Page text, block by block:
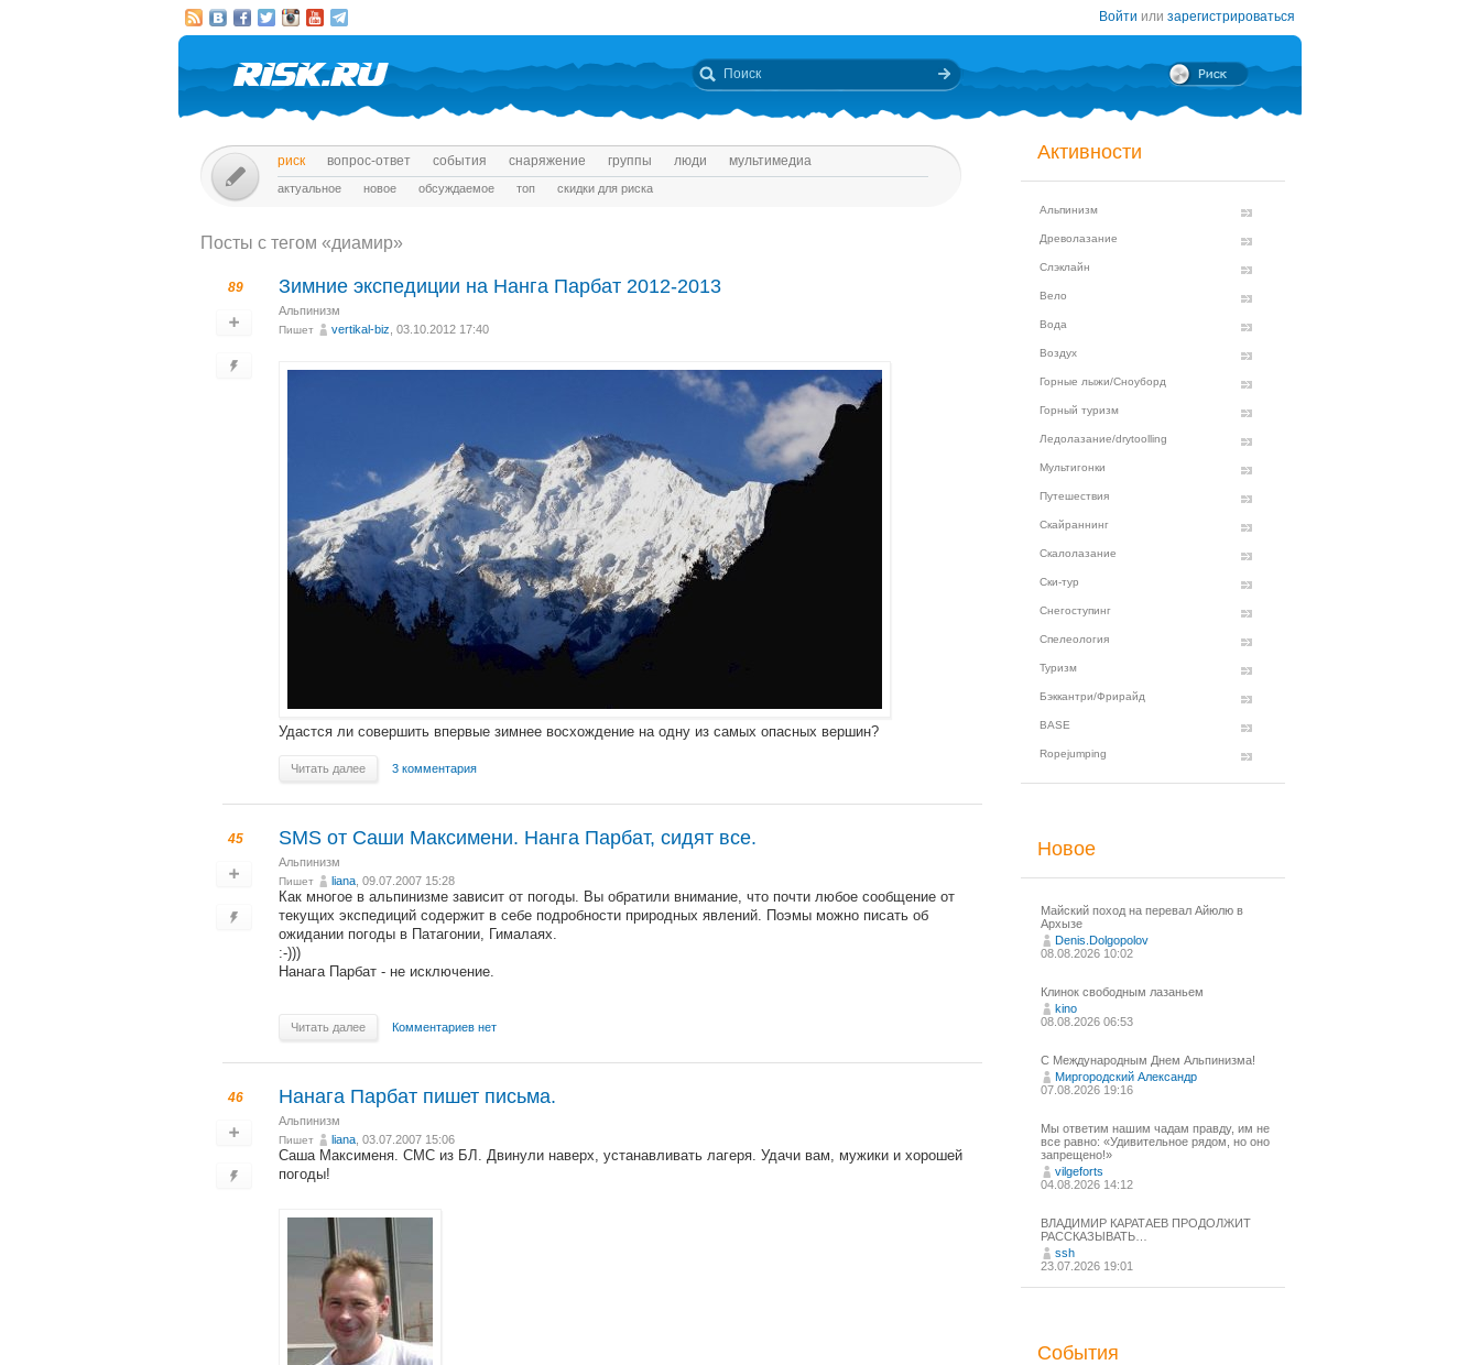
Войти или зарегистрироваться
риск вопрос-ответ события снаряжение группы люди мультимедиа
актуальное новое обсуждаемое топ скидки для риска
Посты c тегом «диамир»
89 Зимние экспедиции на Нанга Парбат 2012-2013
Альпинизм
Пишет vertikal-biz , 03.10.2012 17:40
Удастся ли совершить впервые зимнее восхождение на одну из самых опасных вершин?
Читать далее 3 комментария
45 SMS от Саши Максимени. Нанга Парбат, сидят все.
Альпинизм
Пишет liana , 09.07.2007 15:28
Как многое в альпинизме зависит от погоды. Вы обратили внимание, что почти любое сообщение от
текущих экспедиций содержит в себе подробности природных явлений. Поэмы можно писать об
ожидании погоды в Патагонии, Гималаях.
:-)))
Нанага Парбат - не исключение.
Читать далее Комментариев нет
46 Нанага Парбат пишет письма.
Альпинизм
Пишет liana , 03.07.2007 15:06
Саша Максименя. СМС из БЛ. Двинули наверх, устанавливать лагеря. Удачи вам, мужики и хорошей
погоды!
Активности
Альпинизм
Древолазание
Слэклайн
Вело
Вода
Воздух
Горные лыжи/Сноуборд
Горный туризм
Ледолазание/drytoolling
Мультигонки
Путешествия
Скайраннинг
Скалолазание
Ски-тур
Снегоступинг
Спелеология
Туризм
Бэккантри/Фрирайд
BASE
Ropejumping
Новое
Майский поход на перевал Айюлю в
Архызе
Denis.Dolgopolov
08.08.2026 10:02
Клинок свободным лазаньем
kino
08.08.2026 06:53
С Международным Днем Альпинизма!⁠
Миргородский Александр
07.08.2026 19:16
Мы ответим нашим чадам правду, им не
все равно: «Удивительное рядом, но оно
запрещено!»
vilgeforts
04.08.2026 14:12
ВЛАДИМИР КАРАТАЕВ ПРОДОЛЖИТ
РАССКАЗЫВАТЬ…
ssh
23.07.2026 19:01
События